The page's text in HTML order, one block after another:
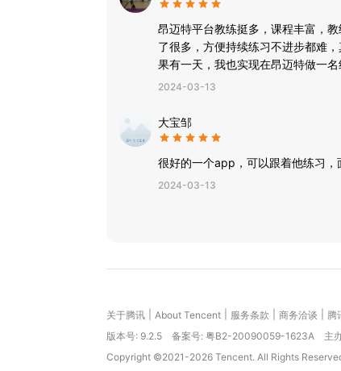
昂迈特平台教练挺多，课程丰富，
了很多，方便持续练习不进步都难
果有一天，我也实现在昂迈特做一名
2024-03-13
大宝邹
很好的一个app，可以跟着他练习
2024-03-13
关于腾讯 About Tencent 服务条款 商务洽谈 腾
版本号: 9.2.5 备案号: 粤B2-20090059-1623A
主
Copyright ©2021-2026 Tencent. All Rights